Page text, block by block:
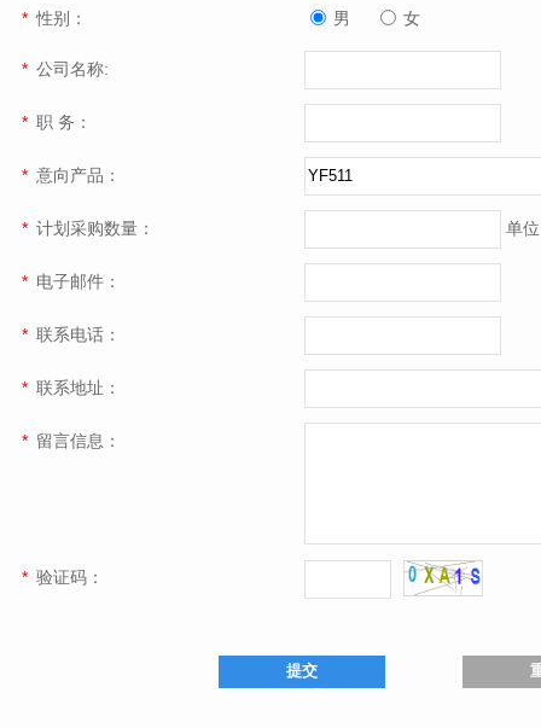
* 性别： 男 女
* 公司名称:
* 职 务：
* 意向产品：
* 计划采购数量： 单
* 电子邮件：
* 联系电话：
* 联系地址：
* 留言信息：
* 验证码：